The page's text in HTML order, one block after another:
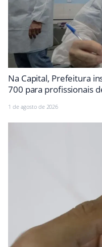
Na Capital, Prefeitura
700 para profissionais
1 de agosto de 2026